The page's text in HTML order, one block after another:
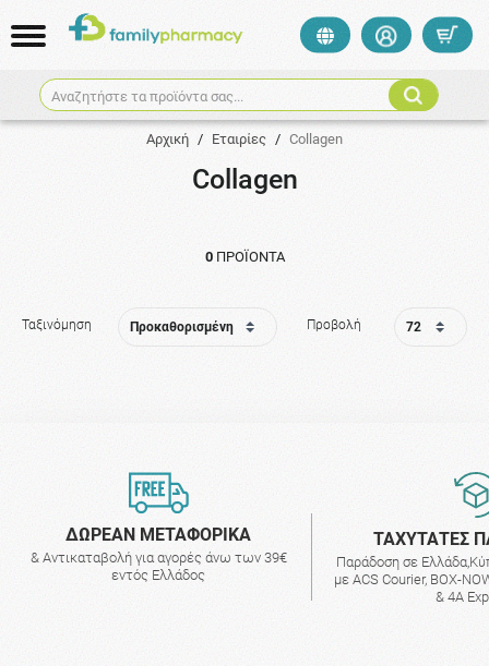
Αναζητήστε τα προϊόντα σας...
Αρχική / Εταιρίες / Collagen
Collagen
0ΠΡΟΪΌΝΤΑ
Ταξινόμηση Προβολή
ΔΩΡΕΑΝ ΜΕΤΑΦΟΡΙΚΑ
& Αντικαταβολή για αγορές άνω των 39€
εντός Ελλάδος
ΤΑΧΥΤΑΤΕΣ
Παράδοση σε
με ACS Courier, BOX-
& 4A